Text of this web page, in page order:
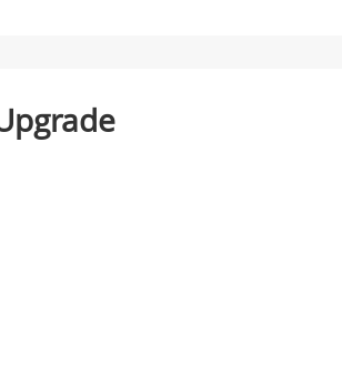
направление. Над проектами работают более
продвижением.